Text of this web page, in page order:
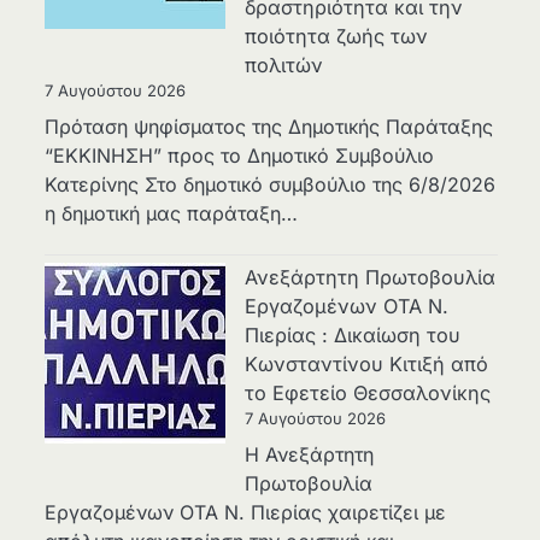
δραστηριότητα και την
ποιότητα ζωής των
πολιτών
7 Αυγούστου 2026
Πρόταση ψηφίσματος της Δημοτικής Παράταξης
“ΕΚΚΙΝΗΣΗ” προς το Δημοτικό Συμβούλιο
Κατερίνης Στο δημοτικό συμβούλιο της 6/8/2026
η δημοτική μας παράταξη…
Ανεξάρτητη Πρωτοβουλία
Εργαζομένων ΟΤΑ Ν.
Πιερίας : Δικαίωση του
Κωνσταντίνου Κιτιξή από
το Εφετείο Θεσσαλονίκης
7 Αυγούστου 2026
Η Ανεξάρτητη
Πρωτοβουλία
Εργαζομένων ΟΤΑ Ν. Πιερίας χαιρετίζει με